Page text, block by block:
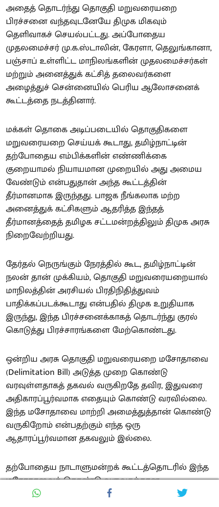
அதைத் தொடர்ந்து தொகுதி மறுவரையறை
பிரச்சனை வந்தவுடனேயே திமுக மிகவும்
தெளிவாகச் செயல்பட்டது. அப்போதைய
முதலமைச்சர் மு.க.ஸ்டாலின், கேரளா, தெலுங்கானா,
பஞ்சாப் உள்ளிட்ட மாநிலங்களின் முதலமைச்சர்கள்
மற்றும் அனைத்துக் கட்சித் தலைவர்களை
அழைத்துச் சென்னையில் பெரிய ஆலோசனைக்
கூட்டத்தை நடத்தினார்.
மக்கள் தொகை அடிப்படையில் தொகுதிகளை
மறுவரையறை செய்யக் கூடாது, தமிழ்நாட்டின்
தற்போதைய எம்பிக்களின் எண்ணிக்கை
குறையாமல் நியாயமான முறையில் அது அமைய
வேண்டும் என்பதுதான் அந்த கூட்டத்தின்
தீர்மானமாக இருந்தது. பாஜக நீங்கலாக மற்ற
அனைத்துக் கட்சிகளும் ஆதரித்த இந்தத்
தீர்மானத்தைத் தமிழக சட்டமன்றத்திலும் திமுக அரசு
நிறைவேற்றியது.
தேர்தல் நெருங்கும் நேரத்தில் கூட, தமிழ்நாட்டின்
நலன் தான் முக்கியம், தொகுதி மறுவரையறையால்
மாநிலத்தின் அரசியல் பிரதிநிதித்துவம்
பாதிக்கப்படக்கூடாது என்பதில் திமுக உறுதியாக
இருந்து, இந்த பிரச்சனைக்காகத் தொடர்ந்து குரல்
கொடுத்து பிரச்சாரங்களை மேற்கொண்டது.
ஒன்றிய அரசு தொகுதி மறுவரையறை மசோதாவை
(Delimitation Bill) அடுத்த முறை கொண்டு
வரவுள்ளதாகத் தகவல் வருகிறதே தவிர, இதுவரை
அதிகாரப்பூர்வமாக எதையும் கொண்டு வரவில்லை.
இந்த மசோதாவை மாற்றி அமைத்துத்தான் கொண்டு
வருகிறோம் என்பதற்கும் எந்த ஒரு
ஆதாரப்பூர்வமான தகவலும் இல்லை.
தற்போதைய நாடாளுமன்றக் கூட்டத்தொடரில் இந்த
மசோதாவைக் கொண்டு வருவதற்கான
வாய்ப்பில்லை என்பதுதான் எங்களுக்குக்